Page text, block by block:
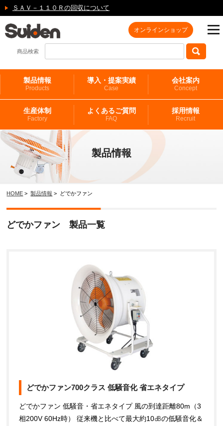
ＳＡＶ－１１０Ｒの回収について
オンラインショップ
商品検索
製品情報
Products
導入・提案実績
Case
会社案内
Concept
生産体制
Factory
よくあるご質問
FAQ
採用情報
Recruit
製品情報
HOME >製品情報 > どでかファン
どでかファン 製品一覧
どでかファン700クラス 低騒音化 省エネタイプ
どでかファン 低騒音・省エネタイプ 風の到達距離80m（3
相200V 60Hz時） 従来機と比べて最大約10㏈の低騒音化＆